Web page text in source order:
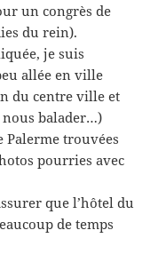
un congrès de
du rein).
je suis
allée en ville
du centre ville et
nous balader…)
Palerme trouvées
pourries avec
que l’hôtel du
de temps